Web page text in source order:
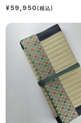
¥59,950(税込)